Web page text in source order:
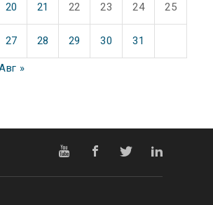
20 21 22 23 24 25
27 28 29 30 31
»